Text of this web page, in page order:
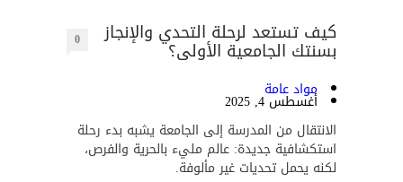
كيف تستعد لرحلة التحدي والإنجاز
بسنتك الجامعية الأولى؟ 0
مواد عامة
أغسطس 4, 2025
الانتقال من المدرسة إلى الجامعة يشبه بدء رحلة
استكشافية جديدة: عالم مليء بالحرية والفرص،
لكنه يحمل تحديات غير مألوفة.